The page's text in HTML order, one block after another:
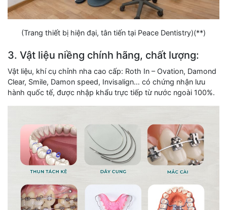
(Trang thiết bị hiện đại, tân tiến tại Peace Dentistry)(**)
3. Vật liệu niềng chính hãng, chất lượng:
Vật liệu, khí cụ chỉnh nha cao cấp: Roth In – Ovation, Damond
Clear, Smile, Damon speed, Invisalign… có chứng nhận lưu
hành quốc tế, được nhập khẩu trực tiếp từ nước ngoài 100%.